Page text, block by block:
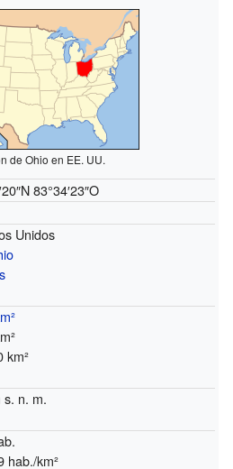
de Ohio en EE. UU.
83°34′23″O
Unidos
km²
s. n. m.
hab./km²